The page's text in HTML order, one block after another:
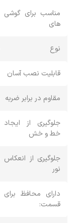
مناسب برای گوشی
های
نوع
قابلیت نصب آسان
مقاوم در برابر ضربه
جلوگیری از ایجاد
خط و خش
جلوگیری از انعکاس
نور
دارای محافظ برای
قسمت: